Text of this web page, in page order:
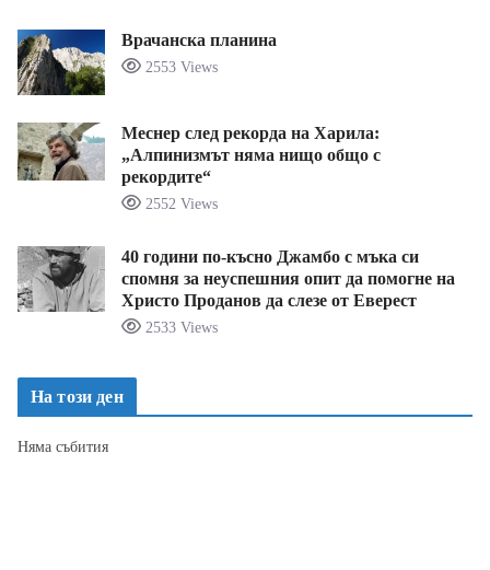
Врачанска планина
2553 Views
Меснер след рекорда на Харила:
„Алпинизмът няма нищо общо с
рекордите“
2552 Views
40 години по-късно Джамбо с мъка си
спомня за неуспешния опит да помогне на
Христо Проданов да слезе от Еверест
2533 Views
На този ден
Няма събития